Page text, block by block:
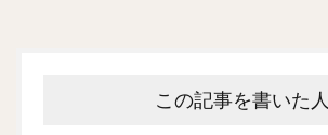
この記事を書いた人